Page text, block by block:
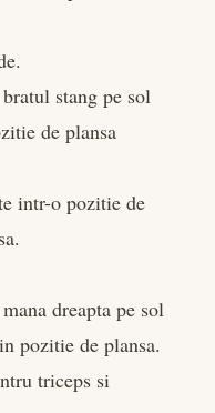
stang pe sol
de plansa
intr-o pozitie de
dreapta pe sol
pozitie de plansa.
triceps si